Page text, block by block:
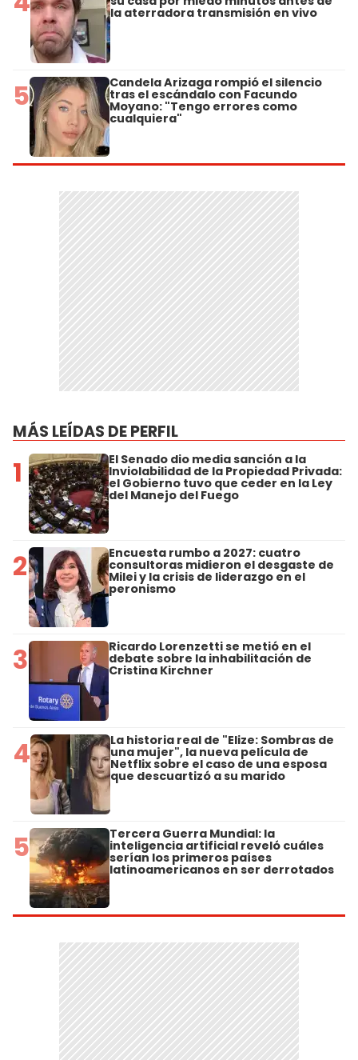
la aterradora transmisión en vivo
5 Candela Arizaga rompió el silencio
tras el escándalo con Facundo
Moyano: "Tengo errores como
cualquiera"
MÁS LEÍDAS DE PERFIL
1 El Senado dio media sanción a la
Inviolabilidad de la Propiedad Privada:
el Gobierno tuvo que ceder en la Ley
del Manejo del Fuego
2 Encuesta rumbo a 2027: cuatro
consultoras midieron el desgaste de
Milei y la crisis de liderazgo en el
peronismo
3 Ricardo Lorenzetti se metió en el
debate sobre la inhabilitación de
Cristina Kirchner
4 La historia real de "Elize: Sombras de
una mujer", la nueva película de
Netflix sobre el caso de una esposa
que descuartizó a su marido
5 Tercera Guerra Mundial: la
inteligencia artificial reveló cuáles
serían los primeros países
latinoamericanos en ser derrotados